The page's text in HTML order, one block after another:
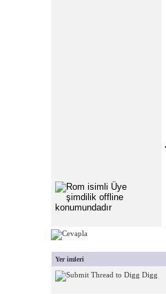
Yer imleri
Digg